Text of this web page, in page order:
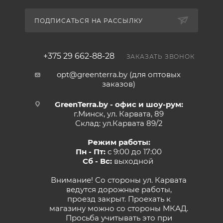
ПОДПИСАТЬСЯ НА РАССЫЛКУ
+375 29 662-88-28 ЗАКАЗАТЬ ЗВОНОК
opt@greenterra.by (для оптовых
заказов)
GreenTerra.by - офис и шоу-рум:
г.Минск, ул. Карвата, 89
Склад: ул.Карвата 89/2
Режим работы:
Пн - Пт: с 9:00 до 17:00
Сб - Вс:выходной
Внимание! Со стороны ул. Карвата
ведутся дорожные работы,
проезд закрыт. Проехать к
магазину можно со стороны МКАД.
Просьба учитывать это при